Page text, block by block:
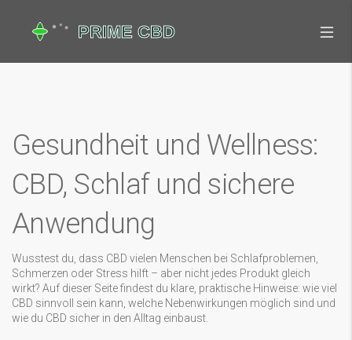
Gesundheit und Wellness:
CBD, Schlaf und sichere
Anwendung
Wusstest du, dass CBD vielen Menschen bei Schlafproblemen,
Schmerzen oder Stress hilft – aber nicht jedes Produkt gleich
wirkt? Auf dieser Seite findest du klare, praktische Hinweise: wie viel
CBD sinnvoll sein kann, welche Nebenwirkungen möglich sind und
wie du CBD sicher in den Alltag einbaust.